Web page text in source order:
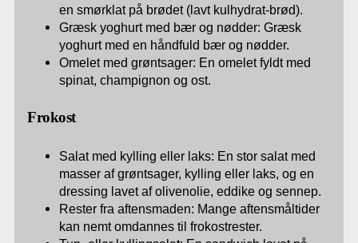
en smørklat på brødet (lavt kulhydrat-brød).
Græsk yoghurt med bær og nødder: Græsk
yoghurt med en håndfuld bær og nødder.
Omelet med grøntsager: En omelet fyldt med
spinat, champignon og ost.
Frokost
Salat med kylling eller laks: En stor salat med
masser af grøntsager, kylling eller laks, og en
dressing lavet af olivenolie, eddike og sennep.
Rester fra aftensmaden: Mange aftensmåltider
kan nemt omdannes til frokostrester.